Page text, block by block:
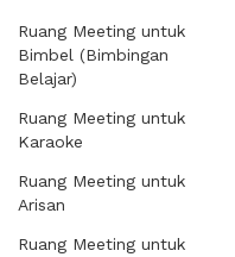
Ruang Meeting untuk
Bimbel (Bimbingan
Belajar)
Ruang Meeting untuk
Karaoke
Ruang Meeting untuk
Arisan
Ruang Meeting untuk